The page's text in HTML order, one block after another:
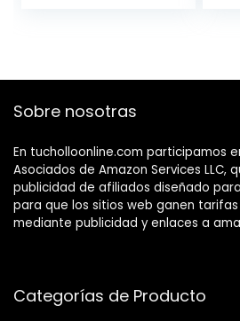
Sobre nosotras
En tucholloonline.com participamos
Asociados de Amazon Services LLC,
publicidad de afiliados diseñado
para que los sitios web ganen
mediante publicidad y enlaces a
Categorías de Producto